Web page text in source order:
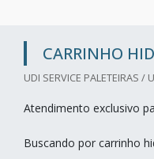
CARRINHO
UDI SERVICE PALETEIRAS /
Atendimento exclusivo
Buscando por carrinho